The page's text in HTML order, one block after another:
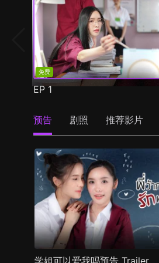
免费
EP1
预告 剧照 推荐影片
学姐可以爱我吗预告 Trailer